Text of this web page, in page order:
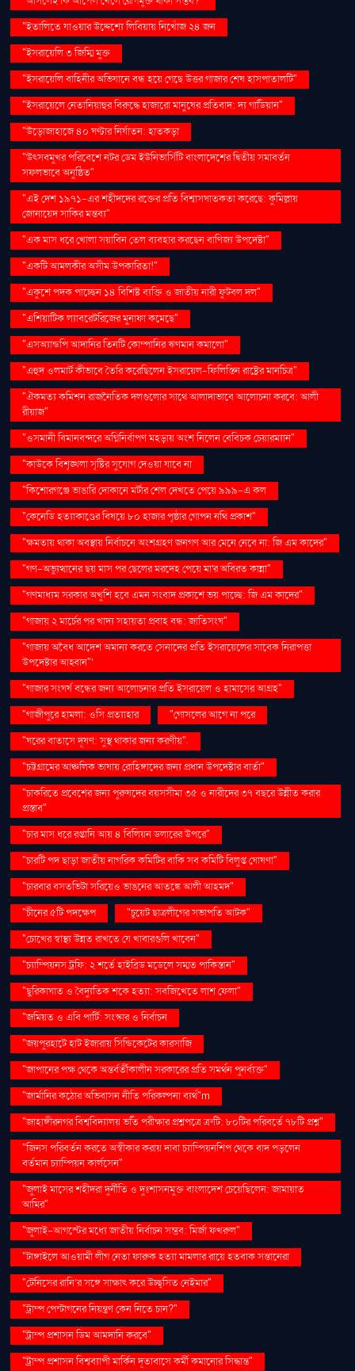
"ইতালিতে যাওয়ার উদ্দেশ্যে লিবিয়ায় নিখোঁজ ২৪ জন
"ইসরায়েলি ৩ জিম্মি মুক্ত
"ইসরায়েলি বাহিনীর অভিযানে বন্ধ হয়ে গেছে উত্তর গাজার শেষ হাসপাতালটি"
"ইসরায়েলে নেতানিয়াহুর বিরুদ্ধে হাজারো মানুষের প্রতিবাদ: দ্য গার্ডিয়ান"
"উড়োজাহাজে ৪০ ঘণ্টার নির্যাতন: হাতকড়া
"উৎসবমুখর পরিবেশে নটর ডেম ইউনিভার্সিটি বাংলাদেশের দ্বিতীয় সমাবর্তন
সফলভাবে অনুষ্ঠিত"
"এই দেশ ১৯৭১-এর শহীদদের রক্তের প্রতি বিশ্বাসঘাতকতা করেছে: কুমিল্লায়
জোনায়েদ সাকির মন্তব্য"
"এক মাস ধরে খোলা সয়াবিন তেল ব্যবহার করছেন বাণিজ্য উপদেষ্টা"
"একটি আমলকীর অসীম উপকারিতা!"
"একুশে পদক পাচ্ছেন ১৪ বিশিষ্ট ব্যক্তি ও জাতীয় নারী ফুটবল দল"
"এশিয়াটিক ল্যাবরেটরিজের মুনাফা কমেছে"
"এসঅ্যান্ডপি আদানির তিনটি কোম্পানির ঋণমান কমালো"
"এহুদ ওলমার্ট কীভাবে তৈরি করেছিলেন ইসরায়েল-ফিলিস্তিন রাষ্ট্রের মানচিত্র"
"ঐকমত্য কমিশন রাজনৈতিক দলগুলোর সাথে আলাদাভাবে আলোচনা করবে: আলী
রীয়াজ"
"ওসমানী বিমানবন্দরে অগ্নিনির্বাপণ মহড়ায় অংশ নিলেন বেবিচক চেয়ারম্যান"
"কাউকে বিশৃঙ্খলা সৃষ্টির সুযোগ দেওয়া যাবে না
"কিশোরগঞ্জে ভাঙারি দোকানে মর্টার শেল দেখতে পেয়ে ৯৯৯-এ কল
"কেনেডি হত্যাকাণ্ডের বিষয়ে ৮০ হাজার পৃষ্ঠার গোপন নথি প্রকাশ"
"ক্ষমতায় থাকা অবস্থায় নির্বাচনে অংশগ্রহণ জনগণ আর মেনে নেবে না: জি এম কাদের"
"গণ–অভ্যুত্থানের ছয় মাস পর ছেলের মরদেহ পেয়ে মা'র অবিরত কান্না"
"গণমাধ্যম সরকার অখুশি হবে এমন সংবাদ প্রকাশে ভয় পাচ্ছে: জি এম কাদের"
"গাজায় ২ মার্চের পর খাদ্য সহায়তা প্রবাহ বন্ধ: জাতিসংঘ"
"গাজায় অবৈধ আদেশ অমান্য করতে সেনাদের প্রতি ইসরায়েলের সাবেক নিরাপত্তা
উপদেষ্টার আহ্বান"'
"গাজার সংঘর্ষ বন্ধের জন্য আলোচনার প্রতি ইসরায়েল ও হামাসের আগ্রহ"
"গাজীপুরে হামলা: ওসি প্রত্যাহার
"গোসলের আগে না পরে
"ঘরের বাতাসে দূষণ: সুস্থ থাকার জন্য করণীয়".
"চট্টগ্রামের আঞ্চলিক ভাষায় রোহিঙ্গাদের জন্য প্রধান উপদেষ্টার বার্তা"
"চাকরিতে প্রবেশের জন্য পুরুষদের বয়সসীমা ৩৫ ও নারীদের ৩৭ বছরে উন্নীত করার
প্রস্তাব"
"চার মাস ধরে রপ্তানি আয় ৪ বিলিয়ন ডলারের উপরে"
"চারটি পদ ছাড়া জাতীয় নাগরিক কমিটির বাকি সব কমিটি বিলুপ্ত ঘোষণা"
"চারবার বসতভিটা সরিয়েও ভাঙনের আতঙ্কে আলী আহমদ"
"চীনের ৫টি পদক্ষেপ
"চুয়েট ছাত্রলীগের সভাপতি আটক"
"চোখের স্বাস্থ্য উন্নত রাখতে যে খাবারগুলি খাবেন"
"চ্যাম্পিয়নস ট্রফি: ২ শর্তে হাইব্রিড মডেলে সম্মত পাকিস্তান"
"ছুরিকাঘাত ও বৈদ্যুতিক শকে হত্যা: সবজিখেতে লাশ ফেলা"
"জমিয়ত ও এবি পার্টি: সংস্কার ও নির্বাচন
"জয়পুরহাটে হাট ইজারায় সিন্ডিকেটের কারসাজি
"জাপানের পক্ষ থেকে অন্তর্বর্তীকালীন সরকারের প্রতি সমর্থন পুনর্ব্যক্ত"
"জার্মানির কঠোর অভিবাসন নীতি পরিকল্পনা ব্যর্থ"m
"জাহাঙ্গীরনগর বিশ্ববিদ্যালয় ভর্তি পরীক্ষার প্রশ্নপত্রে ত্রুটি: ৮০টির পরিবর্তে ৭৮টি প্রশ্ন"
"জিনস পরিবর্তন করতে অস্বীকার করায় দাবা চ্যাম্পিয়নশিপ থেকে বাদ পড়লেন
বর্তমান চ্যাম্পিয়ন কার্লসেন"
"জুলাই মাসের শহীদরা দুর্নীতি ও দুঃশাসনমুক্ত বাংলাদেশ চেয়েছিলেন: জামায়াত
আমির"
"জুলাই-আগস্টের মধ্যে জাতীয় নির্বাচন সম্ভব: মির্জা ফখরুল"
"টাঙ্গাইলে আওয়ামী লীগ নেতা ফারুক হত্যা মামলার রায়ে হতবাক সন্তানেরা
"টেনিসের রানি’র সঙ্গে সাক্ষাৎ করে উচ্ছ্বসিত নেইমার"
"ট্রাম্প পেন্টাগনের নিয়ন্ত্রণ কেন নিতে চান?"
"ট্রাম্প প্রশাসন ডিম আমদানি করবে"
"ট্রাম্প প্রশাসন বিশ্বব্যাপী মার্কিন দূতাবাসে কর্মী কমানোর সিদ্ধান্ত"